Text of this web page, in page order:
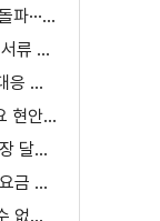
전세사기 피해주택 매입 1만 호 돌파···피해 지원 속도
"복잡한 웹툰·웹소설 환불···증빙서류 요구까지"
이 대통령, 기록적 폭염에 총력 대응 지시 [외신에 비친 한국]
2026년 부동산 세제개편안 주요 현안 팩트체크 [K-정책 사용법]
차 사러 갔다 '멘붕'?···중고차 시장 달라진다
폭염 속 에어컨 사용 일상···전기요금 줄이려면?
폭염에 악취까지 이중고···멈출 수 없는 필수노동